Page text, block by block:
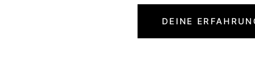
DEINE